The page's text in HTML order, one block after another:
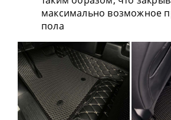
максимально возможное
пола